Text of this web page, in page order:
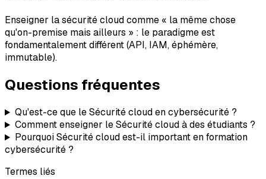
Enseigner la sécurité cloud comme « la même chose
qu'on-premise mais ailleurs » : le paradigme est
fondamentalement différent (API, IAM, éphémère,
immutable).
Questions fréquentes
Qu'est-ce que le Sécurité cloud en cybersécurité ?
Comment enseigner le Sécurité cloud à des étudiants ?
Pourquoi Sécurité cloud est-il important en formation
cybersécurité ?
Termes liés